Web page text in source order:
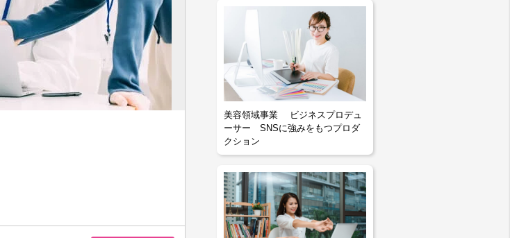
美容領域事業 ビジネスプロデュ
ーサー SNSに強みをもつプロダ
クション